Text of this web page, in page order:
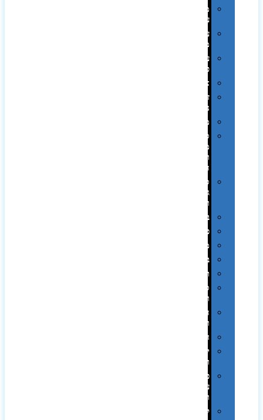
מארזי
עטים
עטי
מתכת
עטי
פלסטיק
אוזניות
זכרונות
ניידים
מפצלים
סביבת
מחשב
וציוד
היקפי
סוללות
גיבוי
ומטענים
ביגוד
כובעים
מגבות
בקבוקים
תרמי
ספלים
וכוסות
הוקרה
ואומנות
חגים
יין
ומארזים
כלי
עבודה
ופנסים
למטבח